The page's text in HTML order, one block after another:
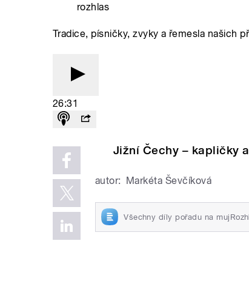
rozhlas
Tradice, písničky, zvyky a řemesla našich
26:31
Jižní Čechy – kapličky
autor: Markéta Ševčíková
Všechny díly pořadu na